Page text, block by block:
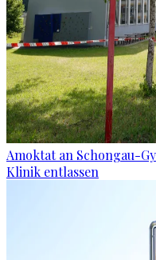
Amoktat an Schongau-
Klinik entlassen